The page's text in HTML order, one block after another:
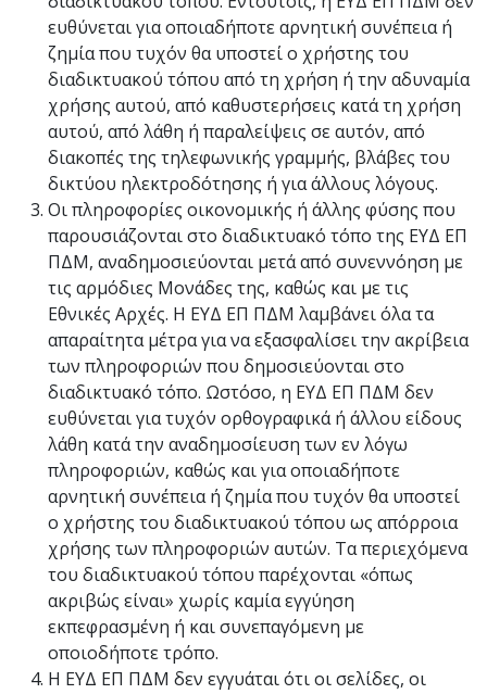
ευθύνεται για οποιαδήποτε αρνητική συνέπεια ή
ζημία που τυχόν θα υποστεί ο χρήστης του
διαδικτυακού τόπου από τη χρήση ή την αδυναμία
χρήσης αυτού, από καθυστερήσεις κατά τη χρήση
αυτού, από λάθη ή παραλείψεις σε αυτόν, από
διακοπές της τηλεφωνικής γραμμής, βλάβες του
δικτύου ηλεκτροδότησης ή για άλλους λόγους.
Οι πληροφορίες οικονομικής ή άλλης φύσης που
παρουσιάζονται στο διαδικτυακό τόπο της ΕΥΔ ΕΠ
ΠΔΜ, αναδημοσιεύονται μετά από συνεννόηση με
τις αρμόδιες Μονάδες της, καθώς και με τις
Εθνικές Αρχές. Η ΕΥΔ ΕΠ ΠΔΜ λαμβάνει όλα τα
απαραίτητα μέτρα για να εξασφαλίσει την ακρίβεια
των πληροφοριών που δημοσιεύονται στο
διαδικτυακό τόπο. Ωστόσο, η ΕΥΔ ΕΠ ΠΔΜ δεν
ευθύνεται για τυχόν ορθογραφικά ή άλλου είδους
λάθη κατά την αναδημοσίευση των εν λόγω
πληροφοριών, καθώς και για οποιαδήποτε
αρνητική συνέπεια ή ζημία που τυχόν θα υποστεί
ο χρήστης του διαδικτυακού τόπου ως απόρροια
χρήσης των πληροφοριών αυτών. Τα περιεχόμενα
του διαδικτυακού τόπου παρέχονται «όπως
ακριβώς είναι» χωρίς καμία εγγύηση
εκπεφρασμένη ή και συνεπαγόμενη με
οποιοδήποτε τρόπο.
Η ΕΥΔ ΕΠ ΠΔΜ δεν εγγυάται ότι οι σελίδες, οι